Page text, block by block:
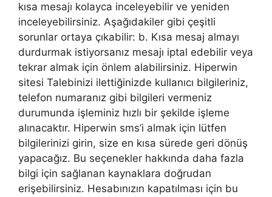
kısa mesajı kolayca inceleyebilir ve yeniden
inceleyebilirsiniz. Aşağıdakiler gibi çeşitli
sorunlar ortaya çıkabilir: b. Kısa mesaj almayı
durdurmak istiyorsanız mesajı iptal edebilir veya
tekrar almak için önlem alabilirsiniz. Hiperwin
sitesi Talebinizi ilettiğinizde kullanıcı bilgileriniz,
telefon numaranız gibi bilgileri vermeniz
durumunda işleminiz hızlı bir şekilde işleme
alınacaktır. Hiperwin sms’i almak için lütfen
bilgilerinizi girin, size en kısa sürede geri dönüş
yapacağız. Bu seçenekler hakkında daha fazla
bilgi için sağlanan kaynaklara doğrudan
erişebilirsiniz. Hesabınızın kapatılması için bu